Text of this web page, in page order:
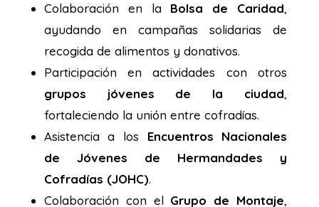
Colaboración en la Bolsa de Caridad,
ayudando en campañas solidarias de
recogida de alimentos y donativos.
Participación en actividades con otros
grupos jóvenes de la ciudad,
fortaleciendo la unión entre cofradías.
Asistencia a los Encuentros Nacionales
de Jóvenes de Hermandades y
Cofradías (JOHC).
Colaboración con el Grupo de Montaje,